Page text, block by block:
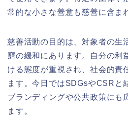
常的な小さな善意も慈善に含ま
慈善活動の目的は、対象者の生
窮の緩和にあります。自分の利
ける態度が重視され、社会的責
ます。今日ではSDGsやCSRと
ブランディングや公共政策にも
ます。